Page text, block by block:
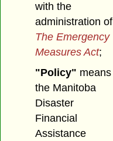
with the
administration of
The Emergency
Measures Act;
"Policy" means
the Manitoba
Disaster
Financial
Assistance